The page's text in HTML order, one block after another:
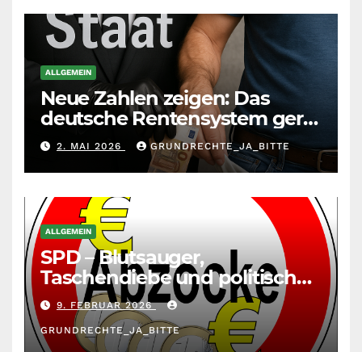
ALLGEMEIN
Neue Zahlen zeigen: Das
deutsche Rentensystem gerät
durch die
Massenzuwanderung
zunehmend unter die Räder.
2. MAI 2026 GRUNDRECHTE_JA_BITTE
ALLGEMEIN
SPD – Blutsauger,
Taschendiebe und politisch
unberechenbar
9. FEBRUAR 2026
GRUNDRECHTE_JA_BITTE